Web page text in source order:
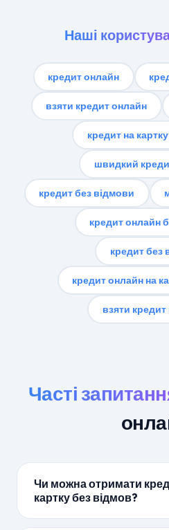
Наші
кредит онлайн
взяти кредит онлайн
кредит на
швидкий
кредит без відмови
кредит онлайн
кредит без
кредит онлайн на
взяти кредит
Часті
Чи можна отримати
картку без відмов?
Так. Більшість МФО в